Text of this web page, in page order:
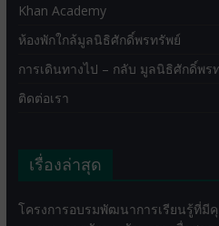
Khan Academy
ห้องพักใกล้มูลนิธิศักดิ์พรทรัพย์
การเดินทางไป – กลับ มูลนิธิศักดิ์พร
ติดต่อเรา
เรื่องล่าสุด
โครงการอบรมพัฒนาการเรียนรู้ที่มี